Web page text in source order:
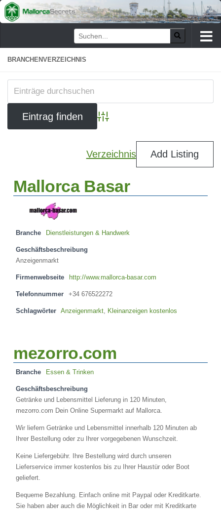
Zum Inhalt springen
BRANCHENVERZEICHNIS
Advanced Search
Verzeichnis Add Listing
Mallorca Basar
Branche Dienstleistungen & Handwerk
Geschäftsbeschreibung
Anzeigenmarkt
Firmenwebseite http://www.mallorca-basar.com
Telefonnummer +34 676522272
Schlagwörter Anzeigenmarkt, Kleinanzeigen kostenlos
mezorro.com
Branche Essen & Trinken
Geschäftsbeschreibung
Getränke und Lebensmittel Lieferung in 120 Minuten,
mezorro.com Dein Online Supermarkt auf Mallorca.
Wir liefern Getränke und Lebensmittel innerhalb 120 Minuten ab
Ihrer Bestellung oder zu Ihrer vorgegebenen Wunschzeit.
Keine Liefergebühr. Ihre Bestellung wird durch unseren
Lieferservice immer kostenlos bis zu Ihrer Haustür oder Boot
geliefert.
Bequeme Bezahlung. Einfach online mit Paypal oder Kreditkarte.
Sie haben aber auch die Möglichkeit in Bar oder mit Kreditkarte